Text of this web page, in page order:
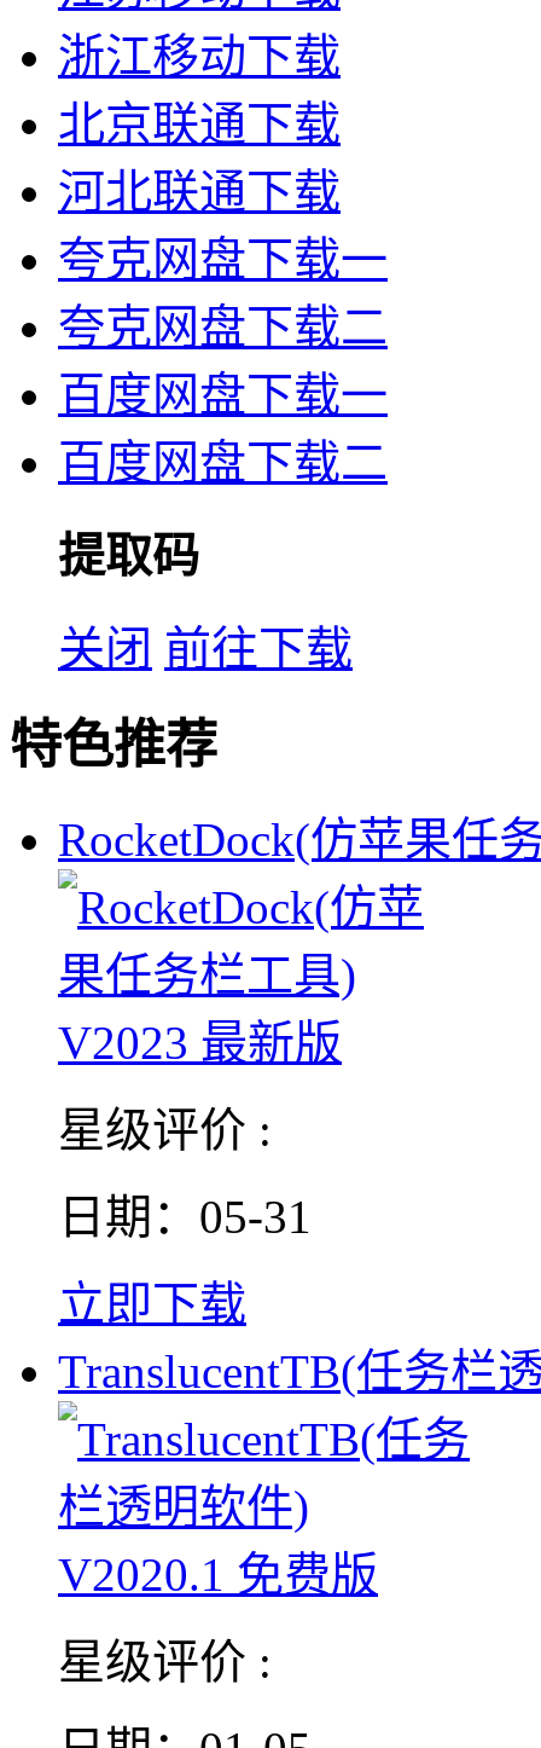
浙江移动下载
北京联通下载
河北联通下载
夸克网盘下载一
夸克网盘下载二
百度网盘下载一
百度网盘下载二
提取码
关闭 前往下载
特色推荐
RocketDock(仿苹果任
星级评价 :
日期：05-31
立即下载
TranslucentTB(任务栏
星级评价 :